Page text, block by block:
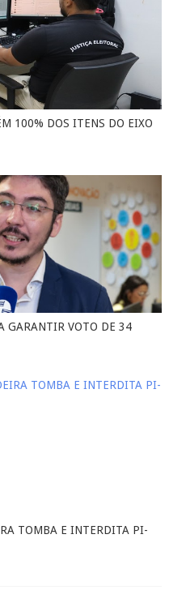
100% DOS ITENS DO EIXO
GARANTIR VOTO DE 34
TOMBA E INTERDITA PI-